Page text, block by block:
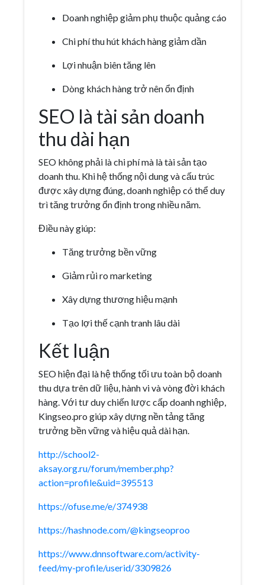
Doanh nghiệp giảm phụ thuộc quảng cáo
Chi phí thu hút khách hàng giảm dần
Lợi nhuận biên tăng lên
Dòng khách hàng trở nên ổn định
SEO là tài sản doanh
thu dài hạn
SEO không phải là chi phí mà là tài sản tạo
doanh thu. Khi hệ thống nội dung và cấu trúc
được xây dựng đúng, doanh nghiệp có thể duy
trì tăng trưởng ổn định trong nhiều năm.
Điều này giúp:
Tăng trưởng bền vững
Giảm rủi ro marketing
Xây dựng thương hiệu mạnh
Tạo lợi thế cạnh tranh lâu dài
Kết luận
SEO hiện đại là hệ thống tối ưu toàn bộ doanh
thu dựa trên dữ liệu, hành vi và vòng đời khách
hàng. Với tư duy chiến lược cấp doanh nghiệp,
Kingseo.pro giúp xây dựng nền tảng tăng
trưởng bền vững và hiệu quả dài hạn.
http://school2-
aksay.org.ru/forum/member.php?
action=profile&uid=395513
https://ofuse.me/e/374938
https://hashnode.com/@kingseoproo
https://www.dnnsoftware.com/activity-
feed/my-profile/userid/3309826